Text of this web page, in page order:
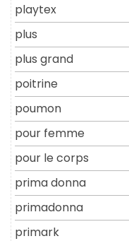
playtex
plus
plus grand
poitrine
poumon
pour femme
pour le corps
prima donna
primadonna
primark